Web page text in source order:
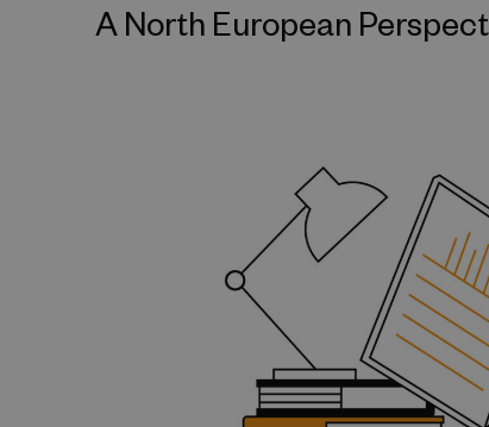
A North European